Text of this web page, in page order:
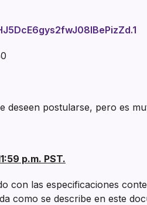
deseen postularse, pero es
p.m. PST.
con las especificaciones
como se describe en este